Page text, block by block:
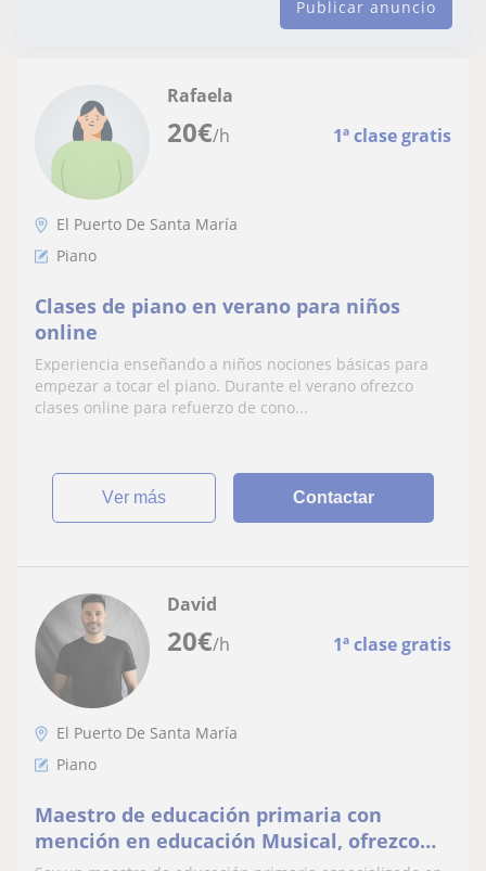
Publicar anuncio
20€/h 1ª clase gratis
Rafaela
El Puerto De Santa María
Piano
Clases de piano en verano para niños
online
Experiencia enseñando a niños nociones básicas para
empezar a tocar el piano. Durante el verano ofrezco
clases online para refuerzo de cono...
ver más Contactar
20€/h 1ª clase gratis
David
El Puerto De Santa María
Piano
Maestro de educación primaria con
mención en educación Musical, ofrezco